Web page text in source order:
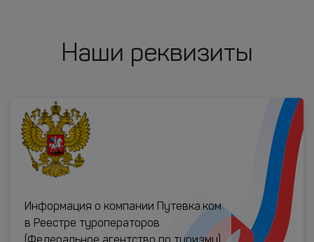
Наши реквизиты
Информация о компании Путевка.ком
в Реестре туроператоров